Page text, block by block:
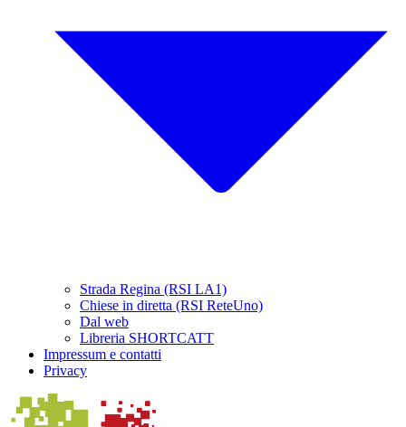
Strada Regina (RSI LA1)
Chiese in diretta (RSI ReteUno)
Dal web
Libreria SHORTCATT
Impressum e contatti
Privacy